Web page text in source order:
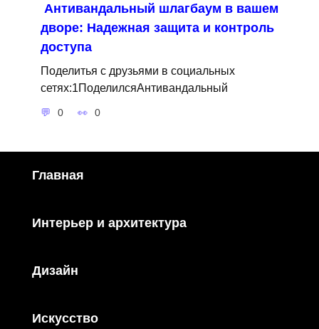
Антивандальный шлагбаум в вашем
дворе: Надежная защита и контроль
доступа
Поделитья с друзьями в социальных
сетях:1ПоделилсяАнтивандальный
0 0
Главная
Интерьер и архитектура
Дизайн
Искусство